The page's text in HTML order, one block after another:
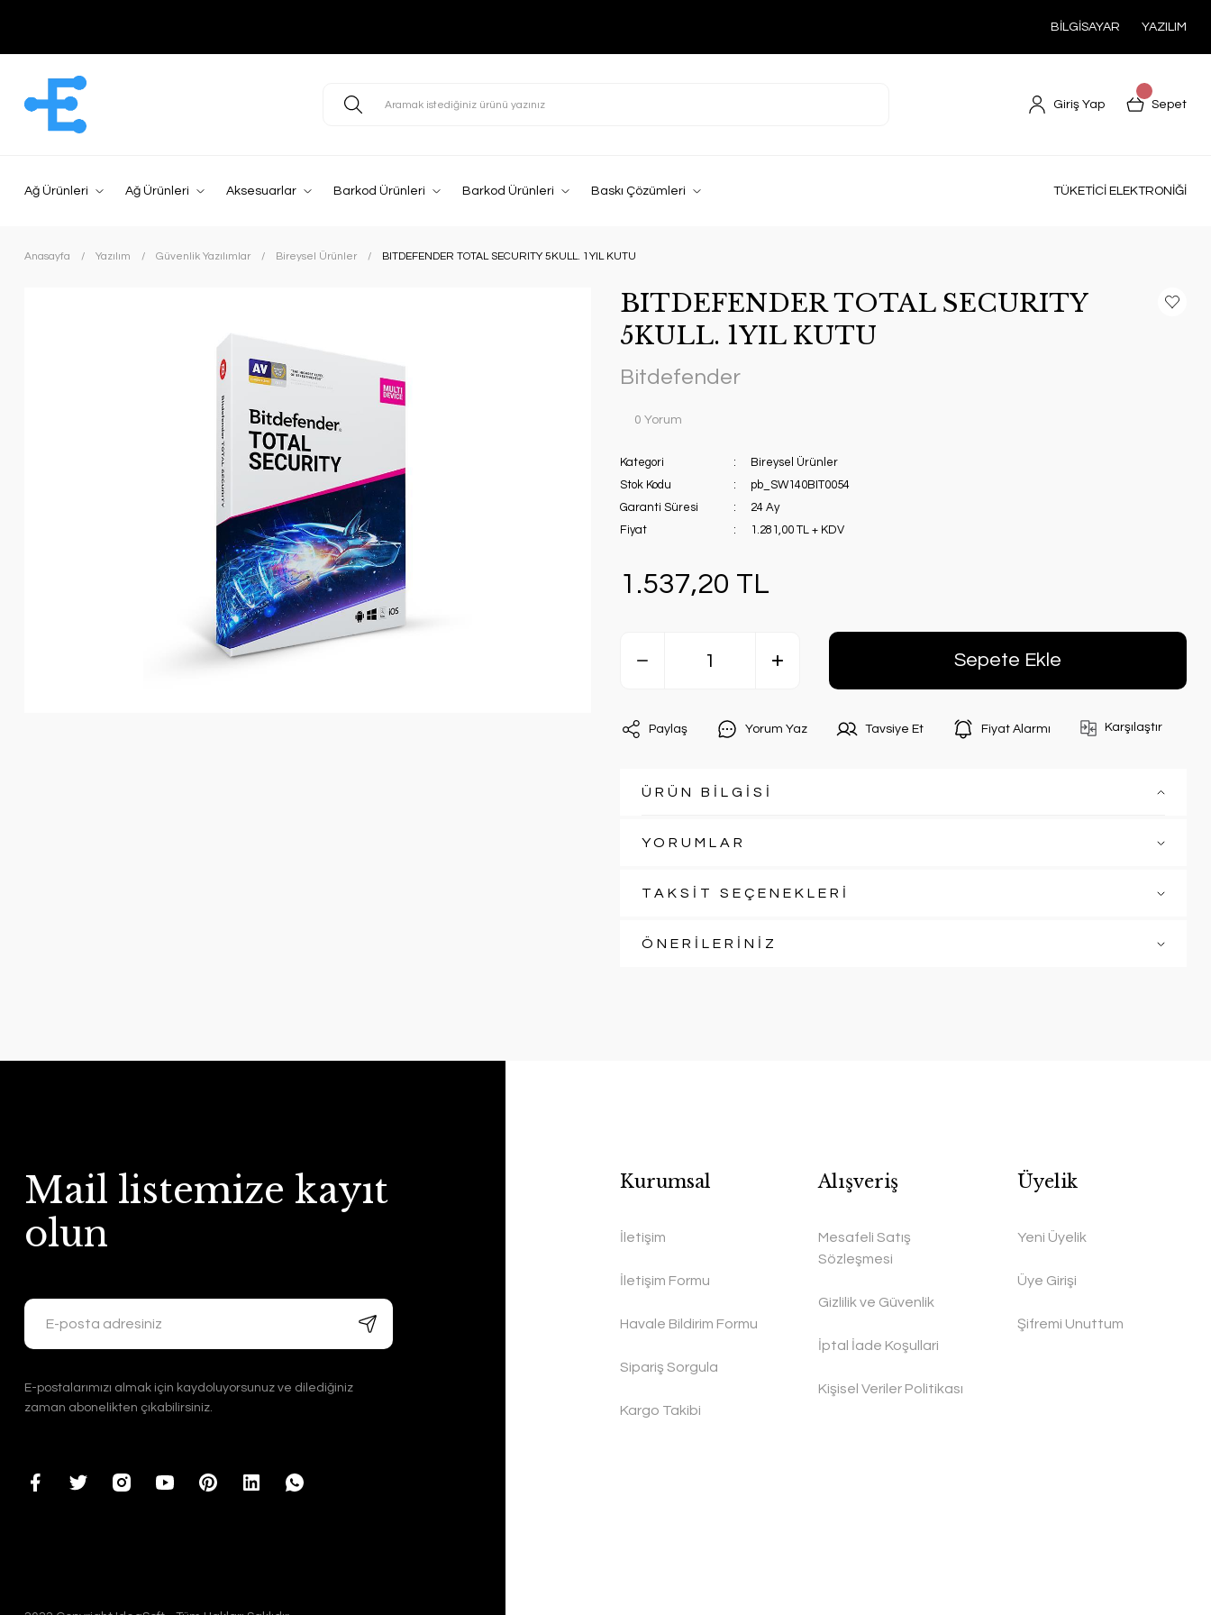
BİLGİSAYAR YAZILIM
Giriş Yap Sepet
Ağ Ürünleri Ağ Ürünleri Aksesuarlar Barkod Ürünleri Barkod Ürünleri Baskı Çözümleri TÜKETİCİ ELEKTRONİĞİ
Anasayfa Yazılım Güvenlik Yazılımlar Bireysel Ürünler BITDEFENDER TOTAL SECURITY 5KULL. 1YIL KUTU
BITDEFENDER TOTAL SECURITY
5KULL. 1YIL KUTU
Bitdefender
0 Yorum
Kategori
Bireysel Ürünler
Stok Kodu
pb_SW140BIT0054
Garanti Süresi
24 Ay
Fiyat
1.281,00 TL + KDV
1.537,20 TL
Sepete Ekle
Paylaş Yorum Yaz Tavsiye Et Fiyat Alarmı Karşılaştır
ÜRÜN BİLGİSİ
YORUMLAR
TAKSİT SEÇENEKLERİ
ÖNERİLERİNİZ
Mail listemize kayıt
olun
E-postalarımızı almak için kaydoluyorsunuz ve dilediğiniz
zaman abonelikten çıkabilirsiniz.
Kurumsal
İletişim
İletişim Formu
Havale Bildirim Formu
Sipariş Sorgula
Kargo Takibi
Alışveriş
Mesafeli Satış
Sözleşmesi
Gizlilik ve Güvenlik
İptal İade Koşullari
Kişisel Veriler Politikası
Üyelik
Yeni Üyelik
Üye Girişi
Şifremi Unuttum